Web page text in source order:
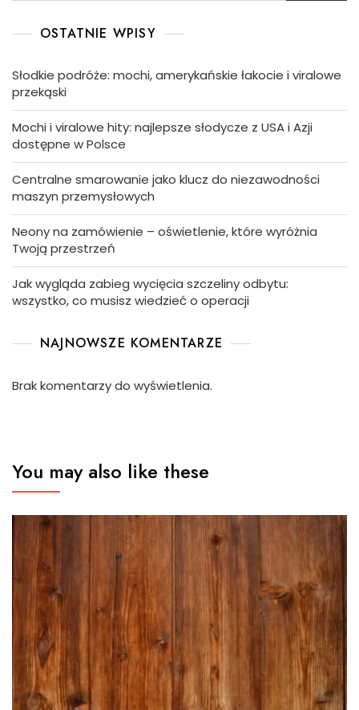
OSTATNIE WPISY
Słodkie podróże: mochi, amerykańskie łakocie i viralowe
przekąski
Mochi i viralowe hity: najlepsze słodycze z USA i Azji
dostępne w Polsce
Centralne smarowanie jako klucz do niezawodności
maszyn przemysłowych
Neony na zamówienie – oświetlenie, które wyróżnia
Twoją przestrzeń
Jak wygląda zabieg wycięcia szczeliny odbytu:
wszystko, co musisz wiedzieć o operacji
NAJNOWSZE KOMENTARZE
Brak komentarzy do wyświetlenia.
You may also like these